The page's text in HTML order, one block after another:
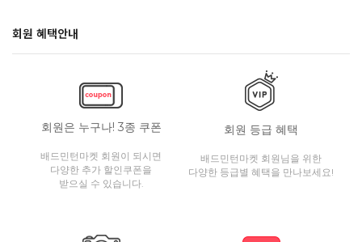
회원 혜택안내
회원은 누구나! 3종 쿠폰
배드민턴마켓 회원이 되시면
다양한 추가 할인쿠폰을
받으실 수 있습니다.
회원 등급 혜택
배드민턴마켓 회원님을 위한
다양한 등급별 혜택을 만나보세요!